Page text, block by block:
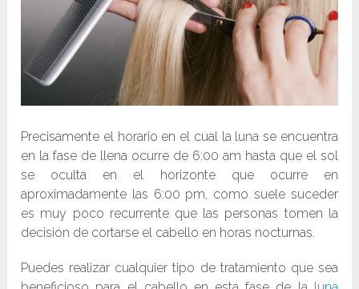
Precisamente el horario en el cual la luna se encuentra
en la fase de llena ocurre de 6:00 am hasta que el sol
se oculta en el horizonte que ocurre en
aproximadamente las 6:00 pm, como suele suceder
es muy poco recurrente que las personas tomen la
decisión de cortarse el cabello en horas nocturnas.
Puedes realizar cualquier tipo de tratamiento que sea